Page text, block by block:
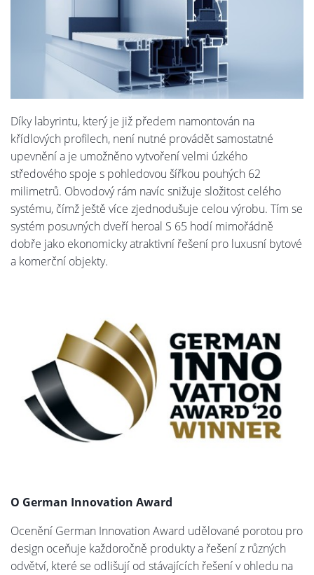
Díky labyrintu, který je již předem namontován na
křídlových profilech, není nutné provádět samostatné
upevnění a je umožněno vytvoření velmi úzkého
středového spoje s pohledovou šířkou pouhých 62
milimetrů. Obvodový rám navíc snižuje složitost celého
systému, čímž ještě více zjednodušuje celou výrobu. Tím se
systém posuvných dveří heroal S 65 hodí mimořádně
dobře jako ekonomicky atraktivní řešení pro luxusní bytové
a komerční objekty.
O German Innovation Award
Ocenění German Innovation Award udělované porotou pro
design oceňuje každoročně produkty a řešení z různých
odvětví, které se odlišují od stávajících řešení v ohledu na